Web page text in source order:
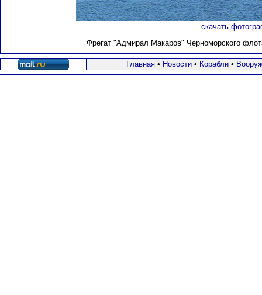
скачать
Фрегат "Адмирал Макаров" Черноморского
Главная• Новости• Корабли•